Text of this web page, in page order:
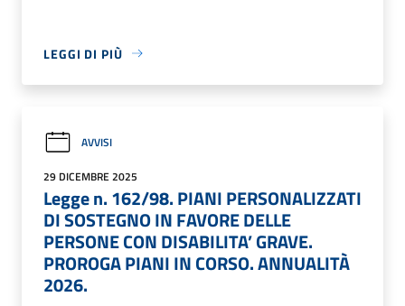
LEGGI DI PIÙ
AVVISI
29 DICEMBRE 2025
Legge n. 162/98. PIANI PERSONALIZZATI
DI SOSTEGNO IN FAVORE DELLE
PERSONE CON DISABILITA’ GRAVE.
PROROGA PIANI IN CORSO. ANNUALITÀ
2026.